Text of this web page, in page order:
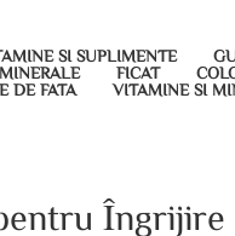
SI SUPLIMENTE
MINERALE FICAT
DE FATA
VITAMINE SI
Îngrijire